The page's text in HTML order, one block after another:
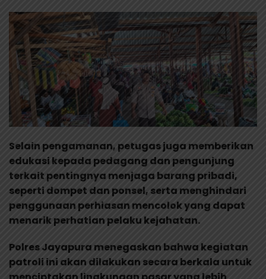
Selain pengamanan, petugas juga memberikan
edukasi kepada pedagang dan pengunjung
terkait pentingnya menjaga barang pribadi,
seperti dompet dan ponsel, serta menghindari
penggunaan perhiasan mencolok yang dapat
menarik perhatian pelaku kejahatan.
Polres Jayapura menegaskan bahwa kegiatan
patroli ini akan dilakukan secara berkala untuk